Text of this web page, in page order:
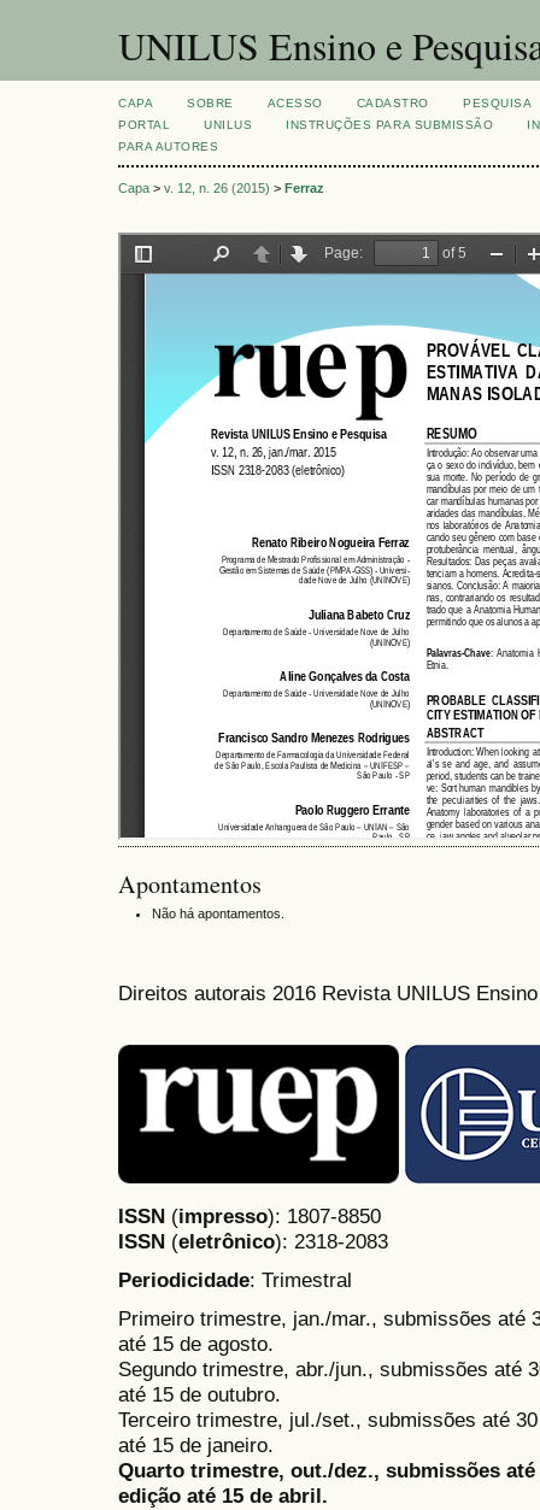
UNILUS Ensino e
CAPA SOBRE ACESSO CADASTRO
PESQUISA
PORTAL
UNILUS INSTRUÇÕES PARA SUBMISSÃO
PARA AUTORES
Capa > v. 12, n. 26 (2015) > Ferraz
Apontamentos
Não há apontamentos.
Direitos autorais 2016 Revista UNILUS
ISSN (impresso): 1807-8850
ISSN (eletrônico): 2318-2083
Periodicidade: Trimestral
Primeiro trimestre, jan./mar., submissões até
até 15 de agosto.
Segundo trimestre, abr./jun., submissões até
até 15 de outubro.
Terceiro trimestre, jul./set., submissões até
até 15 de janeiro.
Quarto trimestre, out./dez., submissões
edição até 15 de abril.